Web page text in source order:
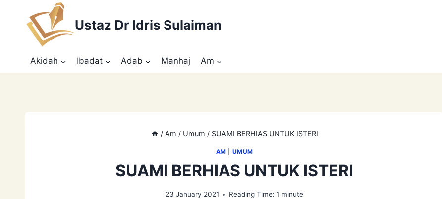
Ustaz Dr Idris Sulaiman
Akidah Ibadat Adab Manhaj Am
/ Am / Umum / SUAMI BERHIAS UNTUK ISTERI
AM UMUM
SUAMI BERHIAS UNTUK ISTERI
23 January 2021 Reading Time: 1 minute